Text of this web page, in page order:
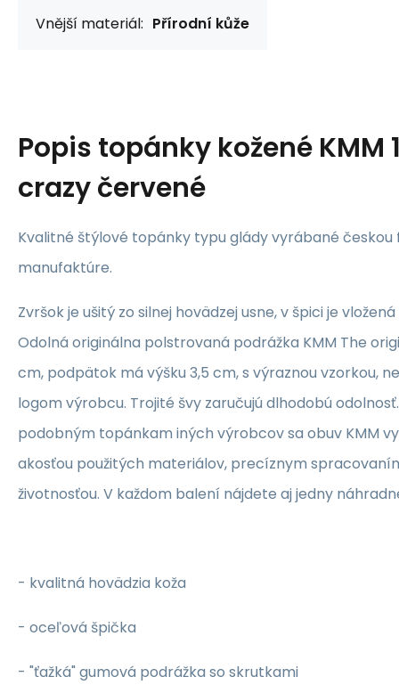
Vnější materiál: Přírodní kůže
Popis topánky kožené KMM
crazy červené
Kvalitné štýlové topánky typu glády vyrábané českou
manufaktúre.
Zvršok je ušitý zo silnej hovädzej usne, v špici je
Odolná originálna polstrovaná podrážka KMM The
cm, podpätok má výšku 3,5 cm, s výraznou vzorkou,
logom výrobcu. Trojité švy zaručujú dlhodobú odolnosť.
podobným topánkam iných výrobcov sa obuv KMM
akosťou použitých materiálov, precíznym
životnosťou. V každom balení nájdete aj jedny
- kvalitná hovädzia koža
- oceľová špička
- "ťažká" gumová podrážka so skrutkami